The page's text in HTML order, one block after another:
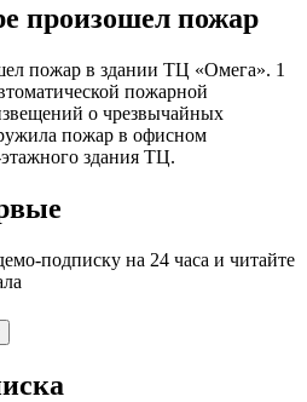
произошел пожар
пожар в здании ТЦ «Омега». 1
пожарной
о чрезвычайных
пожар в офисном
здания ТЦ.
подписку на 24 часа и читайте